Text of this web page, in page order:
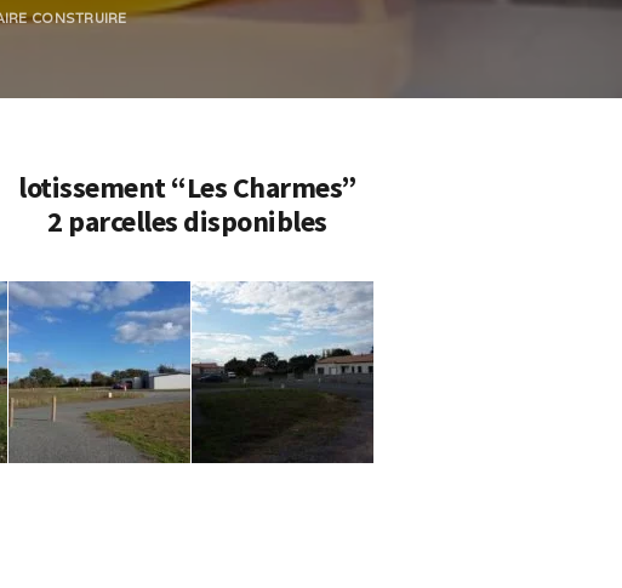
CONSTRUIRE
lotissement “Les Charmes”
2 parcelles disponibles